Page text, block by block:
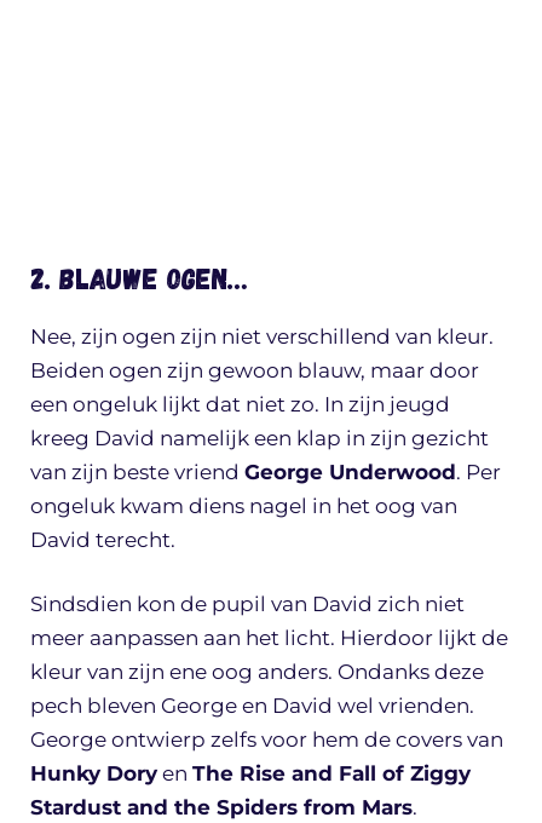
2. Blauwe ogen…
Nee, zijn ogen zijn niet verschillend van kleur.
Beiden ogen zijn gewoon blauw, maar door
een ongeluk lijkt dat niet zo. In zijn jeugd
kreeg David namelijk een klap in zijn gezicht
van zijn beste vriend George Underwood. Per
ongeluk kwam diens nagel in het oog van
David terecht.
Sindsdien kon de pupil van David zich niet
meer aanpassen aan het licht. Hierdoor lijkt de
kleur van zijn ene oog anders. Ondanks deze
pech bleven George en David wel vrienden.
George ontwierp zelfs voor hem de covers van
Hunky Dory en The Rise and Fall of Ziggy
Stardust and the Spiders from Mars.